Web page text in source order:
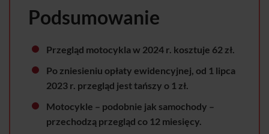
Podsumowanie
Przegląd motocykla w 2024 r. kosztuje 62 zł.
Po zniesieniu opłaty ewidencyjnej, od 1 lipca
2023 r. przegląd jest tańszy o 1 zł.
Motocykle – podobnie jak samochody –
przechodzą przegląd co 12 miesięcy.